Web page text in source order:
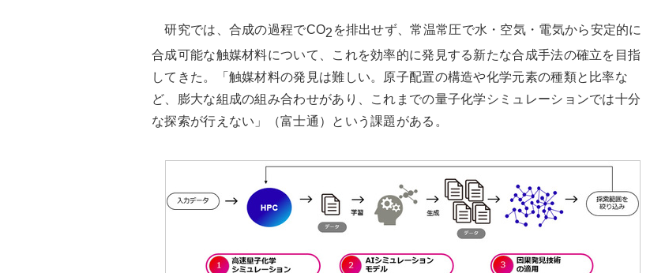
研究では、合成の過程でCO2 を排出せず、常温常圧で水・空気・電気から安定的に
合成可能な触媒材料について、これを効率的に発見する新たな合成手法の確立を目指
してきた。「触媒材料の発見は難しい。原子配置の構造や化学元素の種類と比率な
ど、膨大な組成の組み合わせがあり、これまでの量子化学シミュレーションでは十分
な探索が行えない」（富士通）という課題がある。